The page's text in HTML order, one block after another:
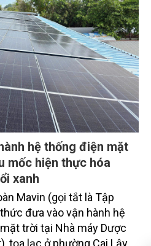
hệ thống điện mặt
mốc hiện thực hóa
xanh
Mavin (gọi tắt là Tập
đưa vào vận hành hệ
trời tại Nhà máy Dược
tọa lạc ở phường Cai Lậy,